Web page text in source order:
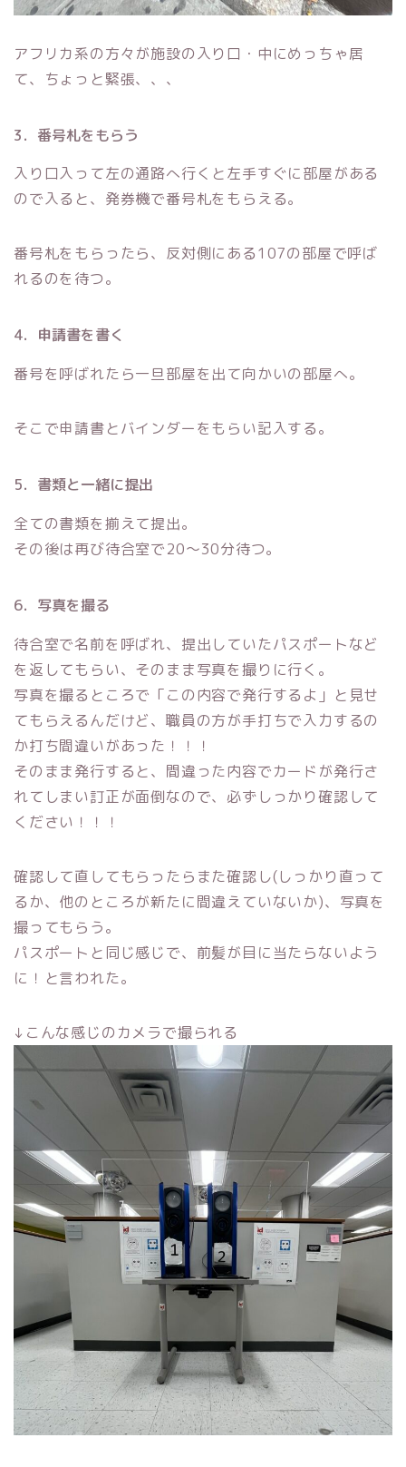
アフリカ系の方々が施設の入り口・中にめっちゃ居
て、ちょっと緊張、、、
3．番号札をもらう
入り口入って左の通路へ行くと左手すぐに部屋がある
ので入ると、発券機で番号札をもらえる。
番号札をもらったら、反対側にある107の部屋で呼ば
れるのを待つ。
4．申請書を書く
番号を呼ばれたら一旦部屋を出て向かいの部屋へ。
そこで申請書とバインダーをもらい記入する。
5．書類と一緒に提出
全ての書類を揃えて提出。
その後は再び待合室で20〜30分待つ。
6．写真を撮る
待合室で名前を呼ばれ、提出していたパスポートなど
を返してもらい、そのまま写真を撮りに行く。
写真を撮るところで「この内容で発行するよ」と見せ
てもらえるんだけど、職員の方が手打ちで入力するの
か打ち間違いがあった！！！
そのまま発行すると、間違った内容でカードが発行さ
れてしまい訂正が面倒なので、必ずしっかり確認して
ください！！！
確認して直してもらったらまた確認し(しっかり直って
るか、他のところが新たに間違えていないか)、写真を
撮ってもらう。
パスポートと同じ感じで、前髪が目に当たらないよう
に！と言われた。
↓こんな感じのカメラで撮られる